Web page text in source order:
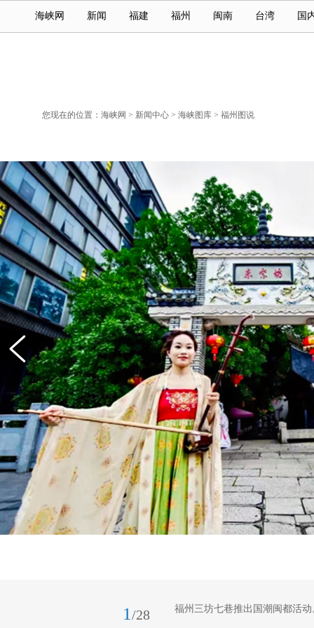
海峡网 新闻 福建 福州 闽南 台湾 国
您现在的位置： 海峡网 > 新闻中心 > 海峡图库 > 福州图说
1 /28 福州三坊七巷推出国潮闽都活